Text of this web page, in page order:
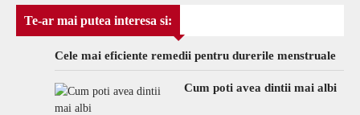
Te-ar mai putea interesa si:
Cele mai eficiente remedii pentru durerile menstruale
Cum poti avea dintii mai albi